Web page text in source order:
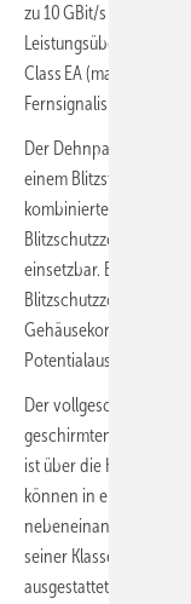
zu 10 GBit/s konzipiert.
Leistungsübertragung
Class EA (max. 500
Fernsignalisierung ist
Der Dehnpatch DPA
einem Blitzstrom-
kombinierte
einsetzbar. Er stellt
Gehäusekontakt
Potentialausgleich
Der vollgeschirmte
geschirmten und
ist über die Hutschiene
können in einem 19"-
nebeneinander
seiner Klasse, der mit
ausgestattet ist. Diese